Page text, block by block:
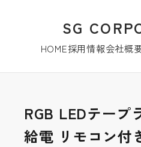
SG
HOME採用情報会社概
RGB LEDテープ
給電 リモコン付